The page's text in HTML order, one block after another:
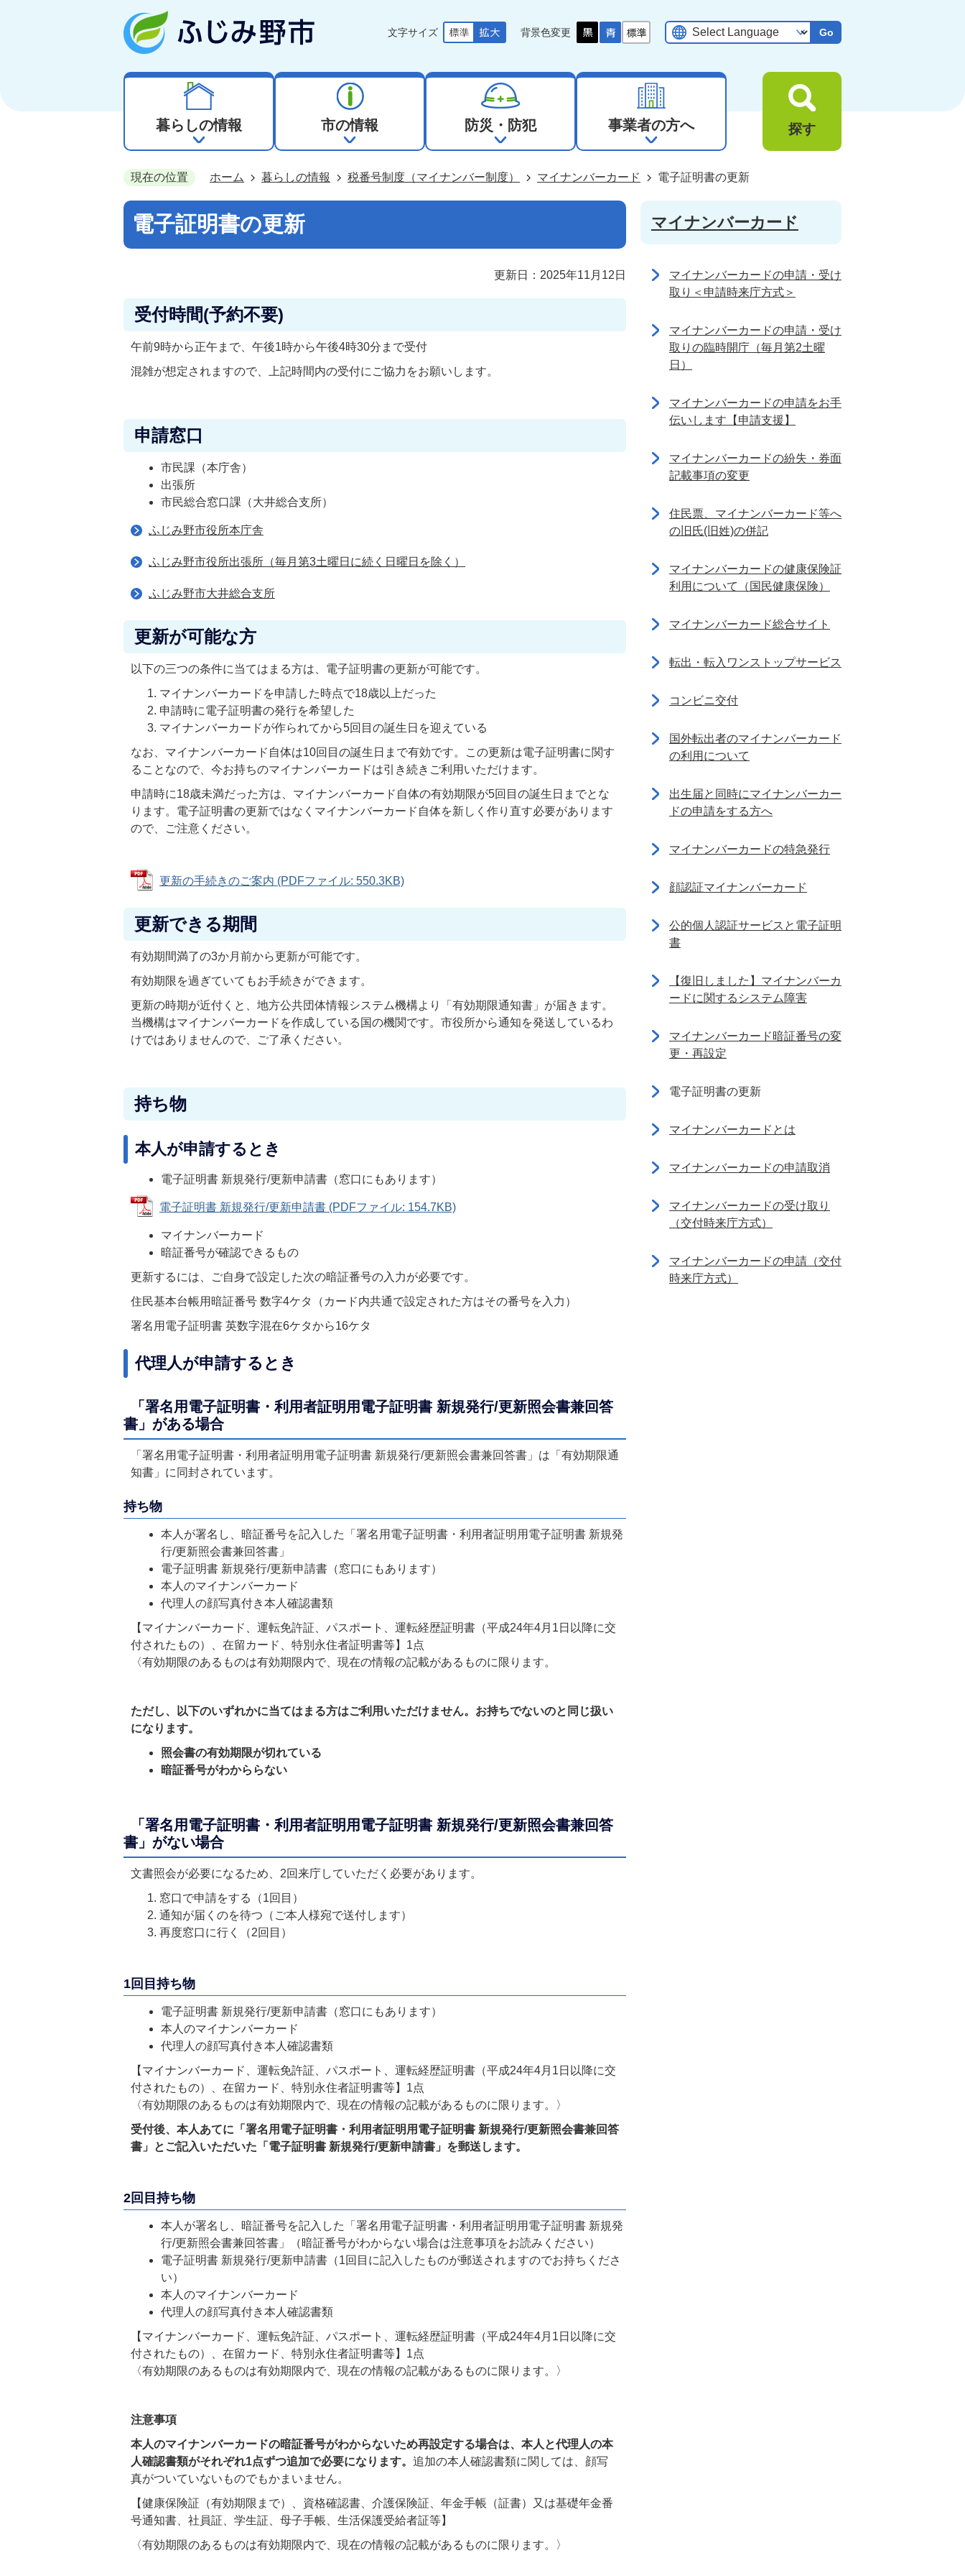
文字サイズ 背景色変更 Go
暮らしの情報 市の情報 防災・防犯 事業者の方へ 探す
現在の位置 ホーム 暮らしの情報 税番号制度（マイナンバー制度） マイナンバーカード 電子証明書の更新
電子証明書の更新
更新日：2025年11月12日
受付時間(予約不要)
午前9時から正午まで、午後1時から午後4時30分まで受付
混雑が想定されますので、上記時間内の受付にご協力をお願いします。
申請窓口
市民課（本庁舎）
出張所
市民総合窓口課（大井総合支所）
ふじみ野市役所本庁舎
ふじみ野市役所出張所（毎月第3土曜日に続く日曜日を除く）
ふじみ野市大井総合支所
更新が可能な方
以下の三つの条件に当てはまる方は、電子証明書の更新が可能です。
マイナンバーカードを申請した時点で18歳以上だった
申請時に電子証明書の発行を希望した
マイナンバーカードが作られてから5回目の誕生日を迎えている
なお、マイナンバーカード自体は10回目の誕生日まで有効です。この更新は電子証明書に関す
ることなので、今お持ちのマイナンバーカードは引き続きご利用いただけます。
申請時に18歳未満だった方は、マイナンバーカード自体の有効期限が5回目の誕生日までとな
ります。電子証明書の更新ではなくマイナンバーカード自体を新しく作り直す必要があります
ので、ご注意ください。
更新の手続きのご案内 (PDFファイル: 550.3KB)
更新できる期間
有効期間満了の3か月前から更新が可能です。
有効期限を過ぎていてもお手続きができます。
更新の時期が近付くと、地方公共団体情報システム機構より「有効期限通知書」が届きます。
当機構はマイナンバーカードを作成している国の機関です。市役所から通知を発送しているわ
けではありませんので、ご了承ください。
持ち物
本人が申請するとき
電子証明書 新規発行/更新申請書（窓口にもあります）
電子証明書 新規発行/更新申請書 (PDFファイル: 154.7KB)
マイナンバーカード
暗証番号が確認できるもの
更新するには、ご自身で設定した次の暗証番号の入力が必要です。
住民基本台帳用暗証番号 数字4ケタ（カード内共通で設定された方はその番号を入力）
署名用電子証明書 英数字混在6ケタから16ケタ
代理人が申請するとき
「署名用電子証明書・利用者証明用電子証明書 新規発行/更新照会書兼回答
書」がある場合
「署名用電子証明書・利用者証明用電子証明書 新規発行/更新照会書兼回答書」は「有効期限通
知書」に同封されています。
持ち物
本人が署名し、暗証番号を記入した「署名用電子証明書・利用者証明用電子証明書 新規発
行/更新照会書兼回答書」
電子証明書 新規発行/更新申請書（窓口にもあります）
本人のマイナンバーカード
代理人の顔写真付き本人確認書類
【マイナンバーカード、運転免許証、パスポート、運転経歴証明書（平成24年4月1日以降に交
付されたもの）、在留カード、特別永住者証明書等】1点
〈有効期限のあるものは有効期限内で、現在の情報の記載があるものに限ります。
ただし、以下のいずれかに当てはまる方はご利用いただけません。お持ちでないのと同じ扱い
になります。
照会書の有効期限が切れている
暗証番号がわかららない
「署名用電子証明書・利用者証明用電子証明書 新規発行/更新照会書兼回答
書」がない場合
文書照会が必要になるため、2回来庁していただく必要があります。
窓口で申請をする（1回目）
通知が届くのを待つ（ご本人様宛で送付します）
再度窓口に行く（2回目）
1回目持ち物
電子証明書 新規発行/更新申請書（窓口にもあります）
本人のマイナンバーカード
代理人の顔写真付き本人確認書類
【マイナンバーカード、運転免許証、パスポート、運転経歴証明書（平成24年4月1日以降に交
付されたもの）、在留カード、特別永住者証明書等】1点
〈有効期限のあるものは有効期限内で、現在の情報の記載があるものに限ります。〉
受付後、本人あてに「署名用電子証明書・利用者証明用電子証明書 新規発行/更新照会書兼回答
書」とご記入いただいた「電子証明書 新規発行/更新申請書」を郵送します。
2回目持ち物
本人が署名し、暗証番号を記入した「署名用電子証明書・利用者証明用電子証明書 新規発
行/更新照会書兼回答書」（暗証番号がわからない場合は注意事項をお読みください）
電子証明書 新規発行/更新申請書（1回目に記入したものが郵送されますのでお持ちくださ
い）
本人のマイナンバーカード
代理人の顔写真付き本人確認書類
【マイナンバーカード、運転免許証、パスポート、運転経歴証明書（平成24年4月1日以降に交
付されたもの）、在留カード、特別永住者証明書等】1点
〈有効期限のあるものは有効期限内で、現在の情報の記載があるものに限ります。〉
注意事項
本人のマイナンバーカードの暗証番号がわからないため再設定する場合は、本人と代理人の本
人確認書類がそれぞれ1点ずつ追加で必要になります。 追加の本人確認書類に関しては、顔写
真がついていないものでもかまいません。
【健康保険証（有効期限まで）、資格確認書、介護保険証、年金手帳（証書）又は基礎年金番
号通知書、社員証、学生証、母子手帳、生活保護受給者証等】
〈有効期限のあるものは有効期限内で、現在の情報の記載があるものに限ります。〉
マイナンバーカード
マイナンバーカードの申請・受け
取り＜申請時来庁方式＞
マイナンバーカードの申請・受け
取りの臨時開庁（毎月第2土曜
日）
マイナンバーカードの申請をお手
伝いします【申請支援】
マイナンバーカードの紛失・券面
記載事項の変更
住民票、マイナンバーカード等へ
の旧氏(旧姓)の併記
マイナンバーカードの健康保険証
利用について（国民健康保険）
マイナンバーカード総合サイト
転出・転入ワンストップサービス
コンビニ交付
国外転出者のマイナンバーカード
の利用について
出生届と同時にマイナンバーカー
ドの申請をする方へ
マイナンバーカードの特急発行
顔認証マイナンバーカード
公的個人認証サービスと電子証明
書
【復旧しました】マイナンバーカ
ードに関するシステム障害
マイナンバーカード暗証番号の変
更・再設定
電子証明書の更新
マイナンバーカードとは
マイナンバーカードの申請取消
マイナンバーカードの受け取り
（交付時来庁方式）
マイナンバーカードの申請（交付
時来庁方式）